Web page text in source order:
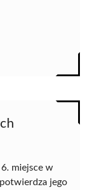
miejsce w
jego